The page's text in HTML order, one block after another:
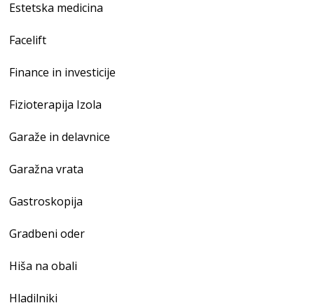
Estetska medicina
Facelift
Finance in investicije
Fizioterapija Izola
Garaže in delavnice
Garažna vrata
Gastroskopija
Gradbeni oder
Hiša na obali
Hladilniki